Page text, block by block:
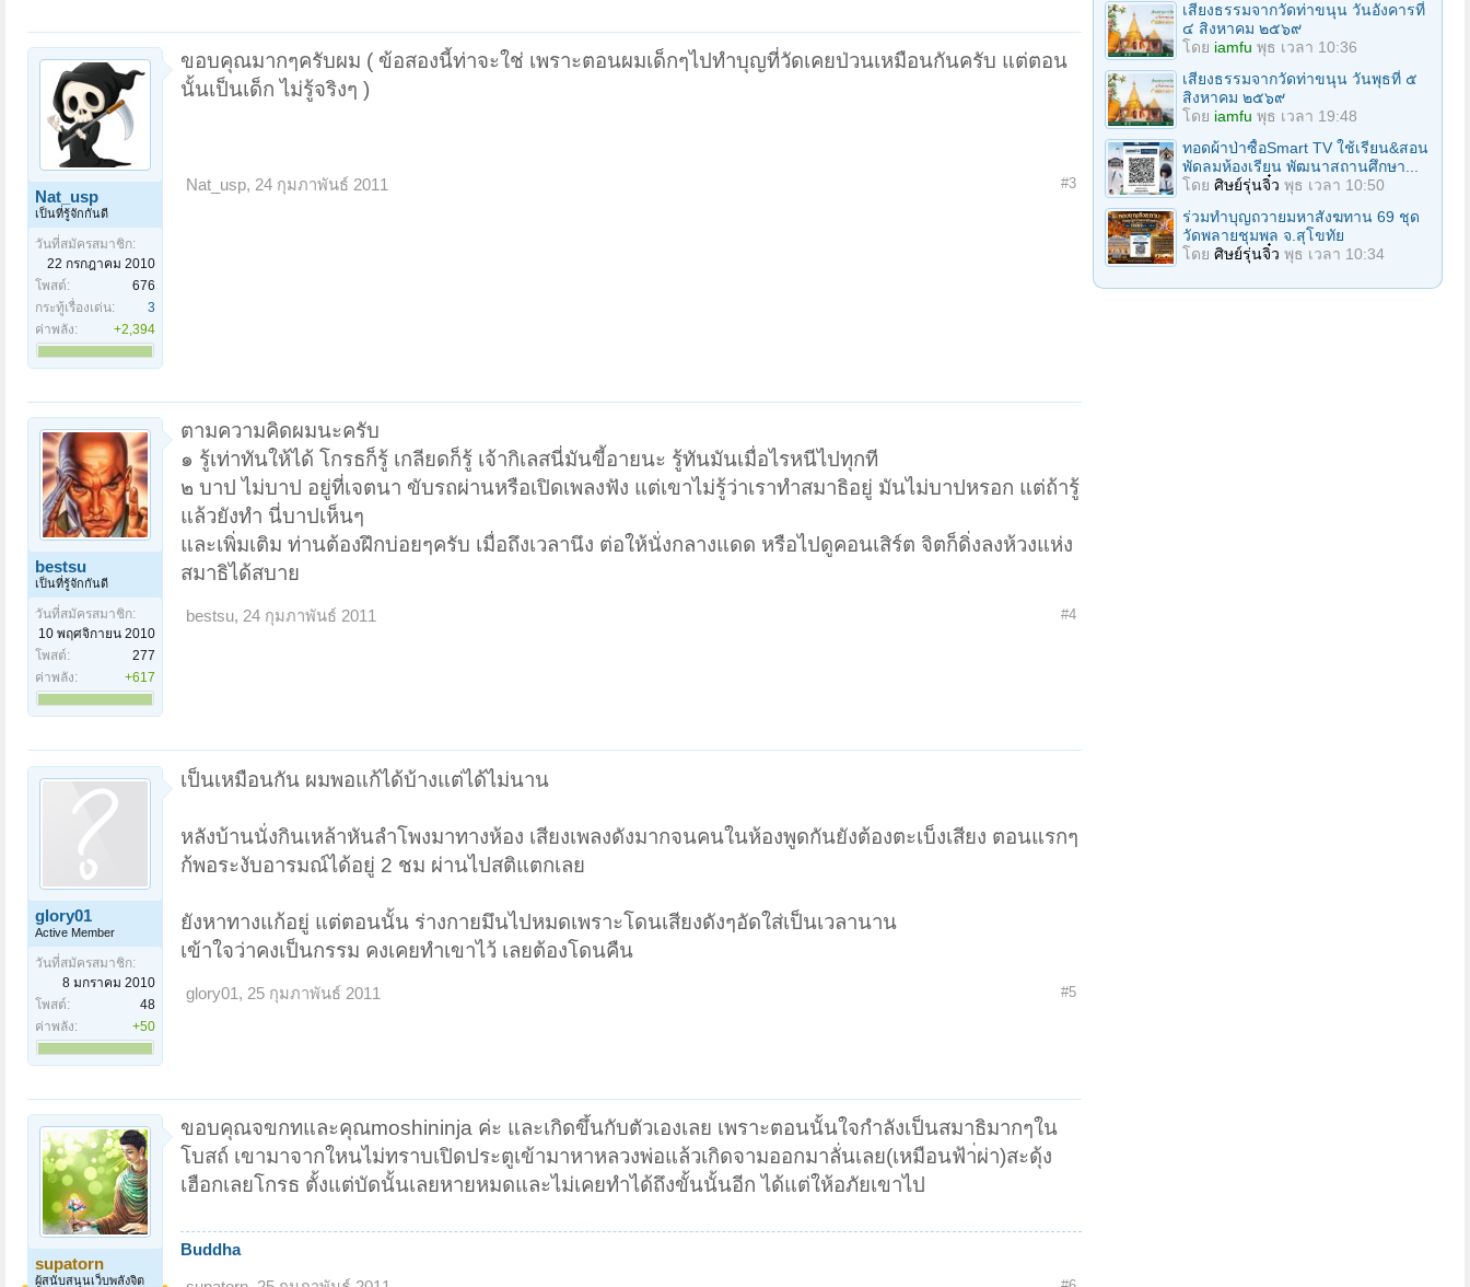
Nat_usp
เป็นที่รู้จักกันดี
วันที่สมัครสมาชิก:
22 กรกฎาคม 2010
โพสต์:
676
กระทู้เรื่องเด่น:
3
ค่าพลัง:
+2,394
ขอบคุณมากๆครับผม ( ข้อสองนี้ท่าจะใช่ เพราะตอนผมเด็กๆไปทำบุญที่วัดเคยป่วนเหมือนกันครับ แต่ตอน
นั้นเป็นเด็ก ไม่รู้จริงๆ )
Nat_usp, 24 กุมภาพันธ์ 2011 #3
bestsu
เป็นที่รู้จักกันดี
วันที่สมัครสมาชิก:
10 พฤศจิกายน 2010
โพสต์:
277
ค่าพลัง:
+617
ตามความคิดผมนะครับ
๑ รู้เท่าทันให้ได้ โกรธก็รู้ เกลียดก็รู้ เจ้ากิเลสนี่มันขี้อายนะ รู้ทันมันเมื่อไรหนีไปทุกที
๒ บาป ไม่บาป อยู่ที่เจตนา ขับรถผ่านหรือเปิดเพลงฟัง แต่เขาไม่รู้ว่าเราทำสมาธิอยู่ มันไม่บาปหรอก แต่ถ้ารู้
แล้วยังทำ นี่บาปเห็นๆ
และเพิ่มเติม ท่านต้องฝึกบ่อยๆครับ เมื่อถึงเวลานึง ต่อให้นั่งกลางแดด หรือไปดูคอนเสิร์ต จิตก็ดิ่งลงห้วงแห่ง
สมาธิได้สบาย
bestsu, 24 กุมภาพันธ์ 2011 #4
glory01
Active Member
วันที่สมัครสมาชิก:
8 มกราคม 2010
โพสต์:
48
ค่าพลัง:
+50
เป็นเหมือนกัน ผมพอแก้ได้บ้างแต่ได้ไม่นาน
หลังบ้านนั่งกินเหล้าหันลำโพงมาทางห้อง เสียงเพลงดังมากจนคนในห้องพูดกันยังต้องตะเบ็งเสียง ตอนแรกๆ
ก้พอระงับอารมณ์ได้อยู่ 2 ชม ผ่านไปสติแตกเลย
ยังหาทางแก้อยู่ แต่ตอนนั้น ร่างกายมึนไปหมดเพราะโดนเสียงดังๆอัดใส่เป็นเวลานาน
เข้าใจว่าคงเป็นกรรม คงเคยทำเขาไว้ เลยต้องโดนคืน
glory01 , 25 กุมภาพันธ์ 2011 #5
supatorn
ผู้สนับสนุนเว็บพลังจิต
ขอบคุณจขกทและคุณmoshininja ค่ะ และเกิดขึ้นกับตัวเองเลย เพราะตอนนั้นใจกําลังเป็นสมาธิมากๆใน
โบสถ์ เขามาจากใหนไม่ทราบเปิดประตูเข้ามาหาหลวงพ่อแล้วเกิดจามออกมาลั่นเลย(เหมือนฟ้า่ผ่า)สะดุ้ง
เฮือกเลยโกรธ ตั้งแต่บัดนั้นเลยหายหมดและไม่เคยทําได้ถึงขั้นนั้นอีก ได้แต่ให้อภัยเขาไป
Buddha
เสียงธรรมจากวัดท่าขนุน วันอังคารที่
๔ สิงหาคม ๒๕๖๙
โดย iamfu พุธ เวลา 10:36
เสียงธรรมจากวัดท่าขนุน วันพุธที่ ๕
สิงหาคม ๒๕๖๙
โดย iamfu พุธ เวลา 19:48
ทอดผ้าป่าซื้อSmart TV ใช้เรียน&สอน
พัดลมห้องเรียน พัฒนาสถานศึกษา...
โดย ศิษย์รุ่นจิ๋ว พุธ เวลา 10:50
ร่วมทําบุญถวายมหาสังฆทาน 69 ชุด
วัดพลายชุมพล จ.สุโขทัย
โดย ศิษย์รุ่นจิ๋ว พุธ เวลา 10:34